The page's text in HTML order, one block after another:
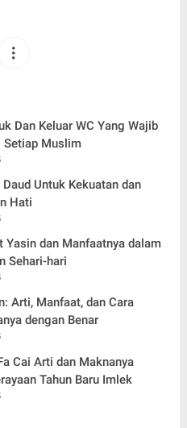
Dan Keluar WC Yang Wajib
Setiap Muslim
Untuk Kekuatan dan
Hati
Yasin dan Manfaatnya dalam
Sehari-hari
Arti, Manfaat, dan Cara
dengan Benar
Cai Arti dan Maknanya
Tahun Baru Imlek